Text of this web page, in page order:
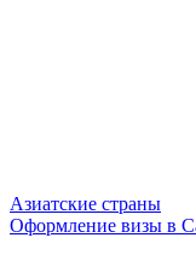
Азиатские страны
Оформление визы в